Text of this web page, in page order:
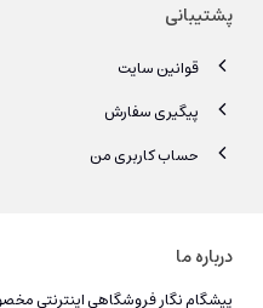
پشتیبانی
قوانین سایت
پیگیری سفارش
حساب کاربری من
درباره ما